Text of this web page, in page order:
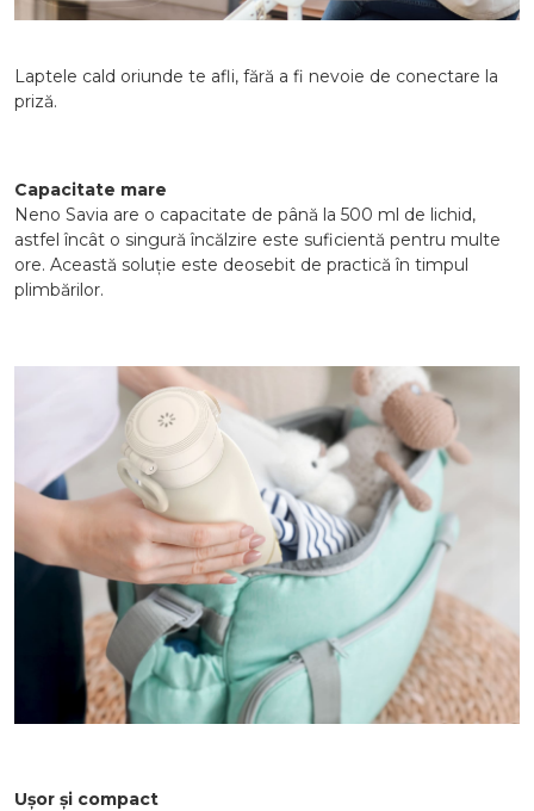
Laptele cald oriunde te afli, fără a fi nevoie de conectare la
priză.
Capacitate mare
Neno Savia are o capacitate de până la 500 ml de lichid,
astfel încât o singură încălzire este suficientă pentru multe
ore. Această soluție este deosebit de practică în timpul
plimbărilor.
Ușor și compact